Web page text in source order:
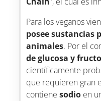
Para los veganos
posee sustancias
animales. Por el
de glucosa y
científicamente
que requieren gran
contiene sodio en